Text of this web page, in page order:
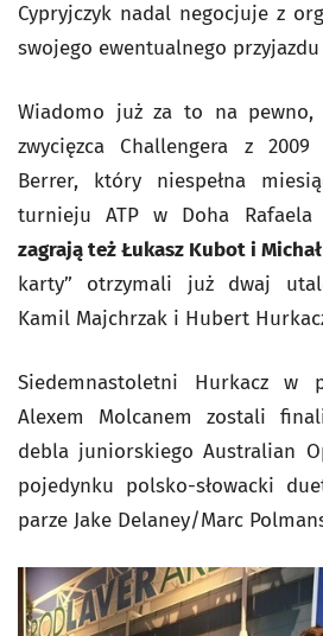
Cypryjczyk nadal negocjuje z
swojego ewentualnego przyjazdu
Wiadomo już za to na
zwycięzca Challengera z
Berrer, który niespełna
turnieju ATP w Doha Rafaela
zagrają też Łukasz Kubot i
karty” otrzymali już dwaj
Kamil Majchrzak i Hubert
Siedemnastoletni Hurkacz w
Alexem Molcanem zostali
debla juniorskiego Australian
pojedynku polsko-słowacki
parze Jake Delaney/Marc